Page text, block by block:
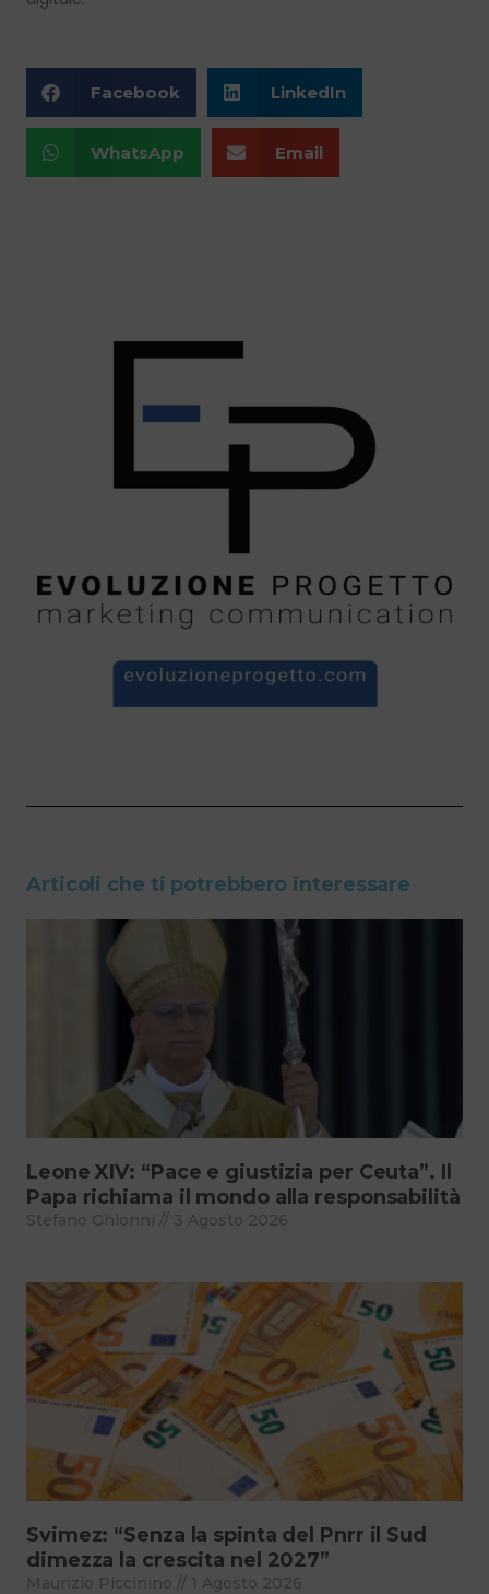
Facebook LinkedIn
WhatsApp Email
Articoli che ti potrebbero interessare
Leone XIV: “Pace e giustizia per Ceuta”. Il
Papa richiama il mondo alla responsabilità
Stefano Ghionni 3 Agosto 2026
Svimez: “Senza la spinta del Pnrr il Sud
dimezza la crescita nel 2027”
Maurizio Piccinino 1 Agosto 2026